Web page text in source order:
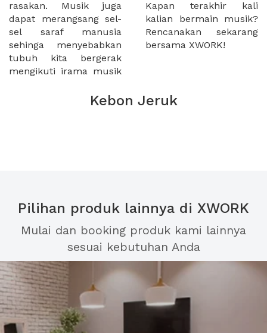
rasakan. Musik juga
dapat merangsang sel-
sel saraf manusia
sehinga menyebabkan
tubuh kita bergerak
mengikuti irama musik
Kapan terakhir kali
kalian bermain musik?
Rencanakan sekarang
bersama XWORK!
Kebon Jeruk
Pilihan produk lainnya di XWORK
Mulai dan booking produk kami lainnya
sesuai kebutuhan Anda